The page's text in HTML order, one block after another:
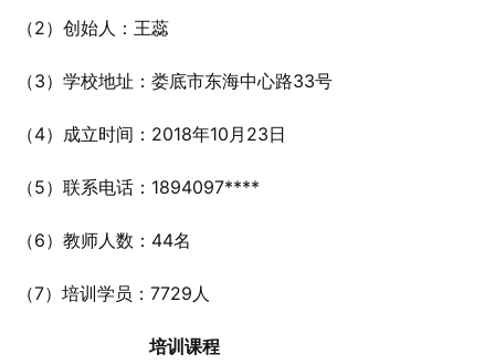
（2）创始人：王蕊
（3）学校地址：娄底市东海中心路33号
（4）成立时间：2018年10月23日
（5）联系电话：1894097****
（6）教师人数：44名
（7）培训学员：7729人
培训课程